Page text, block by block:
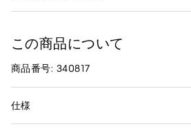
この商品について
商品番号: 340817
仕様